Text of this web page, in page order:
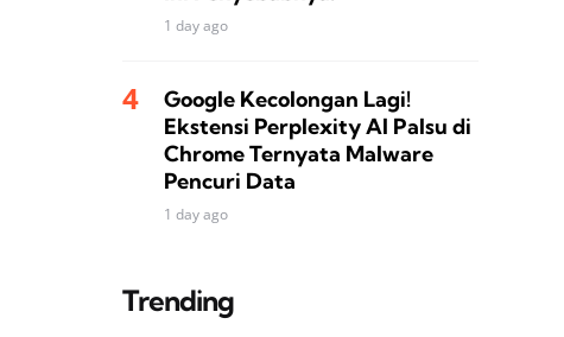
1 day ago
Google Kecolongan Lagi!
Ekstensi Perplexity AI Palsu di
Chrome Ternyata Malware
Pencuri Data
1 day ago
Trending